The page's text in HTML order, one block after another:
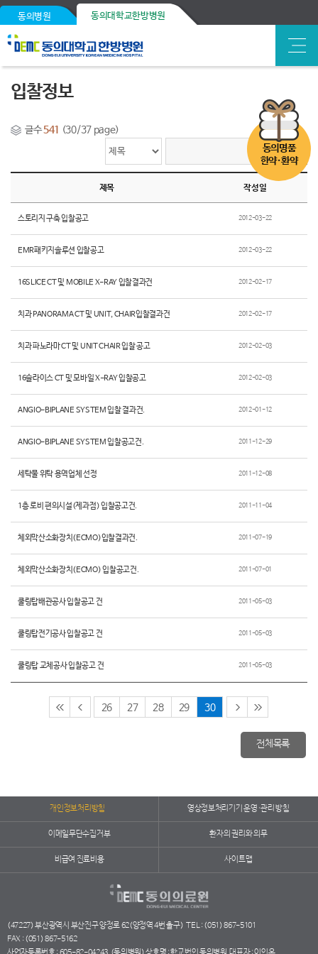
동의병원 동의대학교한방병원
동의명품
한약·환약
입찰정보
글수541 (30/37 page)
제목 작성일
스토리지 구축 입찰공고 2012-03-22
EMR패키지솔루션 입찰공고 2012-03-22
16SLICE CT 및 MOBILE X-RAY 입찰결과건 2012-02-17
치과 PANORAMA CT 및 UNIT, CHAIR입찰결과건 2012-02-17
치과 파노라마 CT 및 UNIT CHAIR 입찰 공고 2012-02-03
16슬라이스 CT 및 모바일 X-RAY 입찰공고 2012-02-03
ANGIO-BIPLANE SYSTEM 입찰 결과건. 2012-01-12
ANGIO-BIPLANE SYSTEM 입찰공고건. 2011-12-29
세탁물 위탁 용역업체 선정 2011-12-08
1층 로비 편의시설(제과점) 입찰공고건. 2011-11-04
체외막산소화장치(ECMO)입찰결과건. 2011-07-19
체외막산소화장치(ECMO) 입찰공고건. 2011-07-01
쿨링탑배관공사 입찰공고 건 2011-05-03
쿨링탑전기공사 입찰공고 건 2011-05-03
쿨링탑 교체공사 입찰공고 건 2011-05-03
26 27 28 29 30
전체목록
개인정보처리방침 영상정보처리기기 운영·관리 방침
이메일무단수집거부 환자의 권리와 의무
비급여 진료비용 사이트맵
(47227) 부산광역시 부산진구 양정로 62(양정역 4번 출구) TEL : (051) 867-5101
FAX : (051) 867-5162